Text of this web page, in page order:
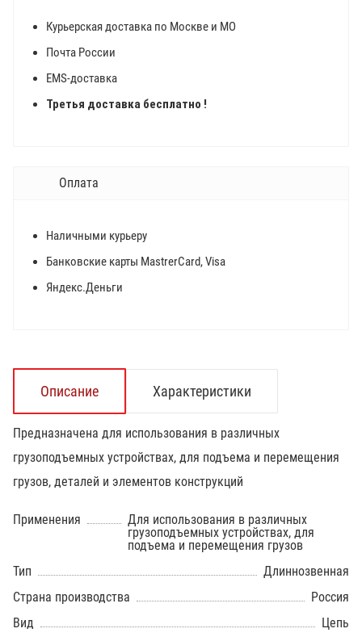
Курьерская доставка по Москве и МО
Почта России
EMS-доставка
Третья доставка бесплатно !
Оплата
Наличными курьеру
Банковские карты MastrerCard, Visa
Яндекс.Деньги
Описание Характеристики
Предназначена для использования в различных
грузоподъемных устройствах, для подъема и перемещения
грузов, деталей и элементов конструкций
Применения
Для использования в различных
грузоподъемных устройствах, для
подъема и перемещения грузов
Тип
Длиннозвенная
Страна производства
Россия
Вид
Цепь